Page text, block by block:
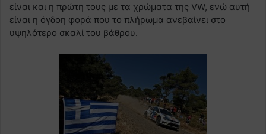
είναι και η πρώτη τους με τα χρώματα της VW, ενώ αυτή
είναι η όγδοη φορά που το πλήρωμα ανεβαίνει στο
υψηλότερο σκαλί του βάθρου.